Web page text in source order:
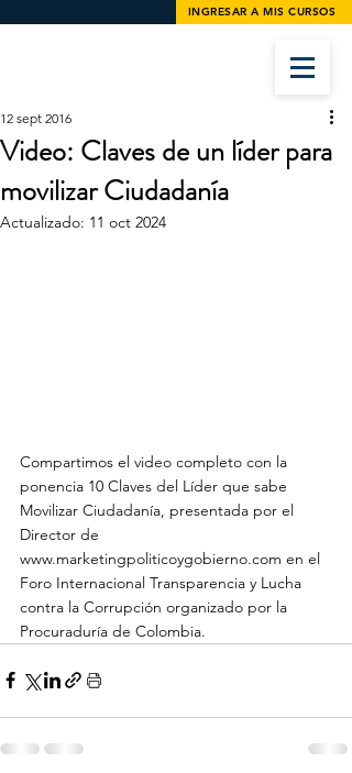
INGRESAR A MIS CURSOS
Video: Claves de un líder para
movilizar Ciudadanía
12 sept 2016
Actualizado: 11 oct 2024
Compartimos el video completo con la
ponencia 10 Claves del Líder que sabe
Movilizar Ciudadanía, presentada por el
Director de
www.marketingpoliticoygobierno.com en el
Foro Internacional Transparencia y Lucha
contra la Corrupción organizado por la
Procuraduría de Colombia.